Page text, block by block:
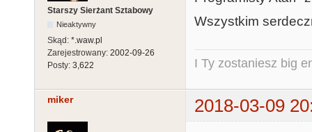
Starszy Sierżant Sztabowy
Nieaktywny
Skąd: *.waw.pl
Zarejestrowany: 2002-09-26
Posty: 3,622
Wszystkim
I Ty zostaniesz big
miker 2018-03-09